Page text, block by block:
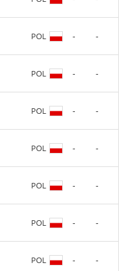
POL - -
POL - -
POL - -
POL - -
POL - -
POL - -
POL - -